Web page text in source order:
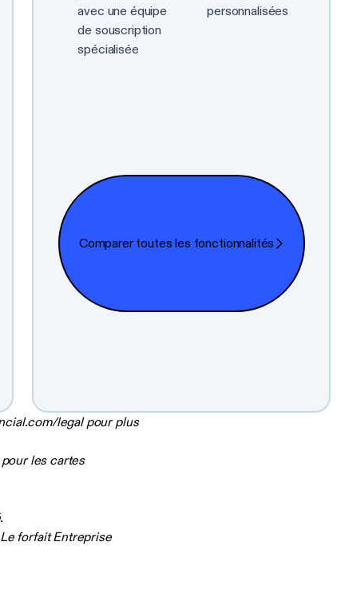
avec une équipe
de souscription
spécialisée
personnalisées
Comparer toutes les fonctionnalités
Comparer toutes les fonctionnalités
legal pour plus
les cartes
forfait Entreprise